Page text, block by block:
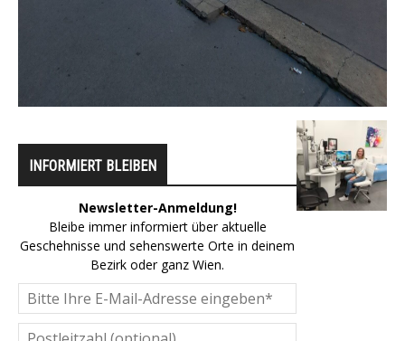
INFORMIERT BLEIBEN
Newsletter-Anmeldung!
Bleibe immer informiert über aktuelle
Geschehnisse und sehenswerte Orte in deinem
Bezirk oder ganz Wien.